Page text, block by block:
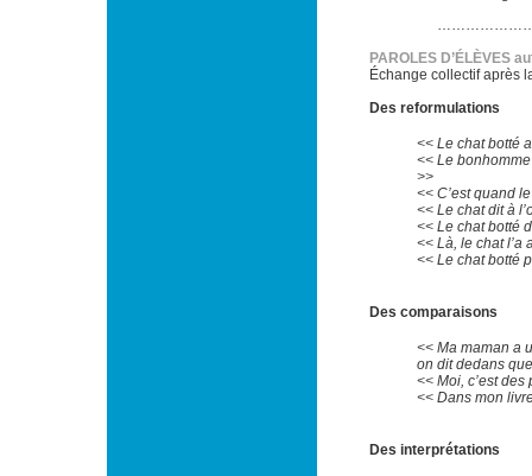
PAROLES D’ÉLÈVES
Échange collectif après
Des reformulations
<< Le chat botté
<< Le
>>
<< C’est quand
<< Le chat dit à
<< Le chat botté
<< Là, le chat l’a
<< Le chat botté
Des comparaisons
<< Ma maman a
on dit dedans
<< Moi, c’est des
<< Dans mon
Des interprétations